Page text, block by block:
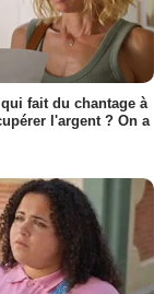
fait du chantage à
l'argent ? On a